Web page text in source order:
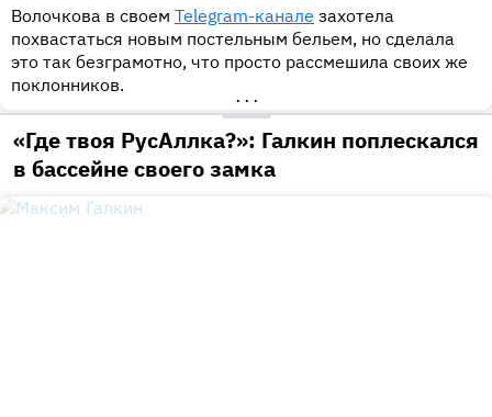
Волочкова в своем Telegram-канале захотела
похвастаться новым постельным бельем, но сделала
это так безграмотно, что просто рассмешила своих же
поклонников.
•••
«Где твоя РусАллка?»: Галкин поплескался
в бассейне своего замка